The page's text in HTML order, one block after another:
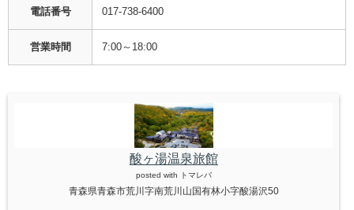
電話番号 017-738-6400
営業時間 7:00～18:00
酸ヶ湯温泉旅館
posted with トマレバ
青森県青森市荒川字南荒川山国有林小字酸湯沢50